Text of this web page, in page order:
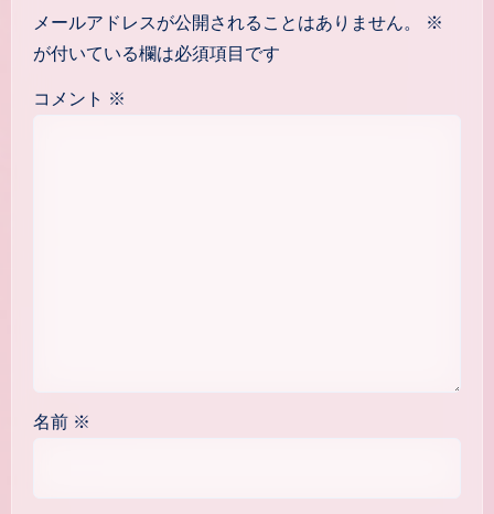
ン
メールアドレスが公開されることはありません。
※
が付いている欄は必須項目です
コメント ※
名前 ※